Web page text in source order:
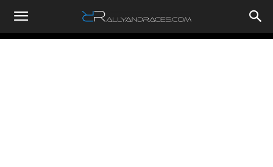
RallyandRaces.com